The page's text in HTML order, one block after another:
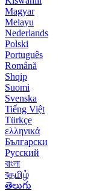
Magyar
Melayu
Nederlands
Polski
Português
Română
Shqip
Suomi
Svenska
Tiếng Việt
Türkçe
ελληνικά
Български
Русский
বাংলা
বதமிழ்
తెలుగు